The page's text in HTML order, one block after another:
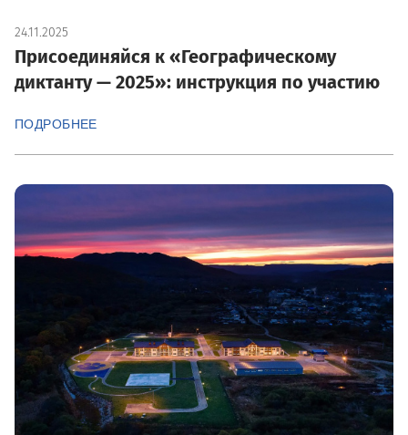
24.11.2025
Присоединяйся к «Географическому
диктанту — 2025»: инструкция по участию
ПОДРОБНЕЕ